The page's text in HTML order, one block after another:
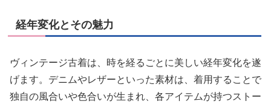
経年変化とその魅力
ヴィンテージ古着は、時を経るごとに美しい経年変化を遂
げます。デニムやレザーといった素材は、着用することで
独自の風合いや色合いが生まれ、各アイテムが持つストー